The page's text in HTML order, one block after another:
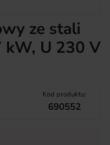
ze stali
kW, U 230 V
Kod produktu:
690552